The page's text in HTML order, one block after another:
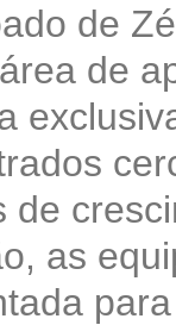
de
de
de
as